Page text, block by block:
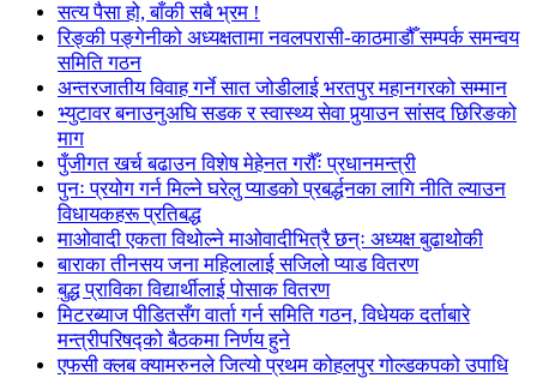
सत्य पैसा हो, बाँकी सबै भ्रम !
रिङ्की पङ्गेनीको अध्यक्षतामा नवलपरासी-काठमाडौँ सम्पर्क समन्वय
समिति गठन
अन्तरजातीय विवाह गर्ने सात जोडीलाई भरतपुर महानगरको सम्मान
भ्युटावर बनाउनुअघि सडक र स्वास्थ्य सेवा पुर्‍याउन सांसद छिरिङको
माग
पुँजीगत खर्च बढाउन विशेष मेहेनत गरौँः प्रधानमन्त्री
पुनः प्रयोग गर्न मिल्ने घरेलु प्याडको प्रबर्द्धनका लागि नीति ल्याउन
विधायकहरू प्रतिबद्ध
माओवादी एकता विथोल्ने माओवादीभित्रै छन्ः अध्यक्ष बुढाथोकी
बाराका तीनसय जना महिलालाई सजिलो प्याड वितरण
बुद्ध प्राविका विद्यार्थीलाई पोसाक वितरण
मिटरब्याज पीडितसँग वार्ता गर्न समिति गठन, विधेयक दर्ताबारे
मन्त्रीपरिषद्को बैठकमा निर्णय हुने
एफसी क्लब क्यामरुनले जित्यो प्रथम कोहलपुर गोल्डकपको उपाधि